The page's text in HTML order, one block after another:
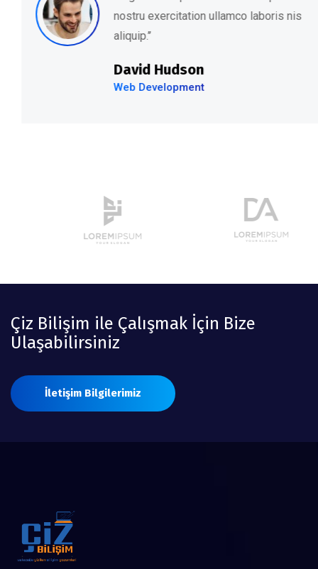
nostru exercitation ullamco laboris nis
aliquip.’’
David Hudson
Web Development
Çiz Bilişim ile Çalışmak İçin Bize
Ulaşabilirsiniz
İletişim Bilgilerimiz